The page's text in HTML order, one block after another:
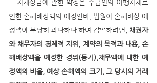
인한 손해배상액의 예정인바, 법원이 손해배상 예
정액이 부당히 과다하다 하여 감액하려면,
채권자
와 채무자의 경제적 지위, 계약의 목적과 내용, 손
해배상액을 예정한 경위(동기),채무액에 대한 예
정액의 비율, 예상 손해액의 크기, 그 당시의 거래